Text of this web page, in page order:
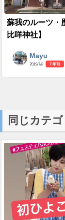
蘇我のルーツ・
比咩神社】
Mayu
2019/7/8 7 年前
同じカテ